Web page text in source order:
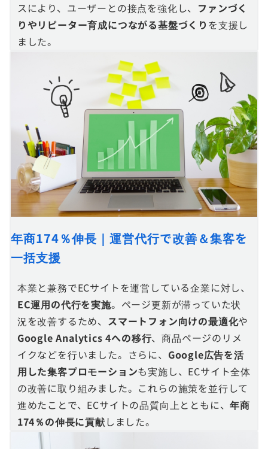
スにより、ユーザーとの接点を強化し、 ファンづく
りやリピーター育成につながる基盤づくり を支援し
ました。
年商174％伸長｜運営代行で改善＆集客を
一括支援
本業と兼務でECサイトを運営している企業に対し、
EC運用の代行を実施。ページ更新が滞っていた状
況を改善するため、 スマートフォン向けの最適化や
Google Analytics 4への移行、商品ページのリメ
イクなどを行いました。さらに、 Google広告を活
用した集客プロモーションも実施し、ECサイト全体
の改善に取り組みました。これらの施策を並行して
進めたことで、ECサイトの品質向上とともに、年商
174％の伸長に貢献しました。